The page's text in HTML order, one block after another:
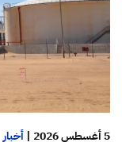
5 أغسطس 2026 | أخبار